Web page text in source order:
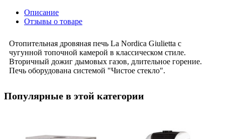
Описание
Отзывы о товаре
Отопительная дровяная печь La Nordica Giulietta с
чугунной топочной камерой в классическом стиле.
Вторичный дожиг дымовых газов, длительное горение.
Печь оборудована системой "Чистое стекло".
Популярные в этой категории